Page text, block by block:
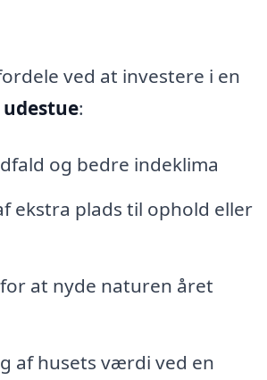
ved at investere i en
:
og bedre indeklima
ekstra plads til ophold eller
at nyde naturen året
af husets værdi ved en